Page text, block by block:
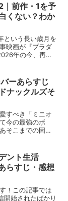
｜前作・1を予
くない？わか
という長い歳月を
映画が『プラダ
年の今、再び
ンディやミラン
ーあらすじ
ナックルズそ
すべき「ミニオ
今の最強のボ
そこまでの固い
開を経て、さら
ント生活
らすじ・感想
！この記事では
始されたばかり